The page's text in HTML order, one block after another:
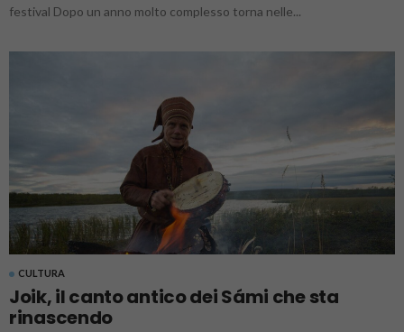
festival Dopo un anno molto complesso torna nelle...
CULTURA
Joik, il canto antico dei Sámi che sta
rinascendo